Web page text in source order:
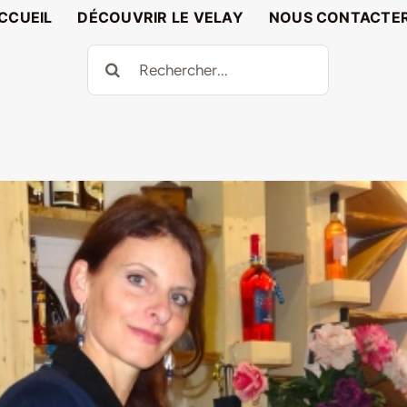
DÉCOUVRIR LE VELAY
NOUS
Rechercher: